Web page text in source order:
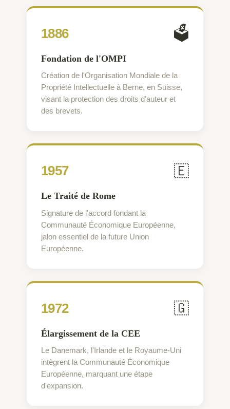
1886 🗳
Fondation de l'OMPI
Création de l'Organisation Mondiale de la
Propriété Intellectuelle à Berne, en Suisse,
visant la protection des droits d'auteur et
des brevets.
1957 🇪
Le Traité de Rome
Signature de l'accord fondant la
Communauté Économique Européenne,
jalon essentiel de la future Union
Européenne.
1972 🇬
Élargissement de la CEE
Le Danemark, l'Irlande et le Royaume-Uni
intègrent la Communauté Économique
Européenne, marquant une étape
d'expansion.